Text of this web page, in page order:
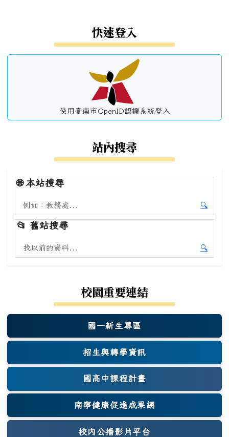
快速登入
使用臺南市OpenID認證系統登入
站內搜尋
🌐本站搜尋
搜尋本站內容
🔍
開始本
📂 舊站搜尋
搜尋舊站內容
🔍
開始舊
校園重要連結
國一新生專區
(另開新視窗)
招生與轉學資訊
國高中課程計畫
南寧健康促進成果網
(另開新視窗)
校內公播影片平台